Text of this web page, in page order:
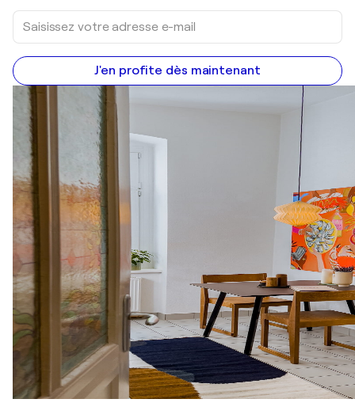
J'en profite dès maintenant